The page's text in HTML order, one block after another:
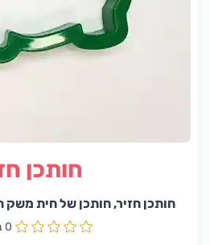
חותכן
חותכן חזיר, חותכן של חית משק
0 ביקורות